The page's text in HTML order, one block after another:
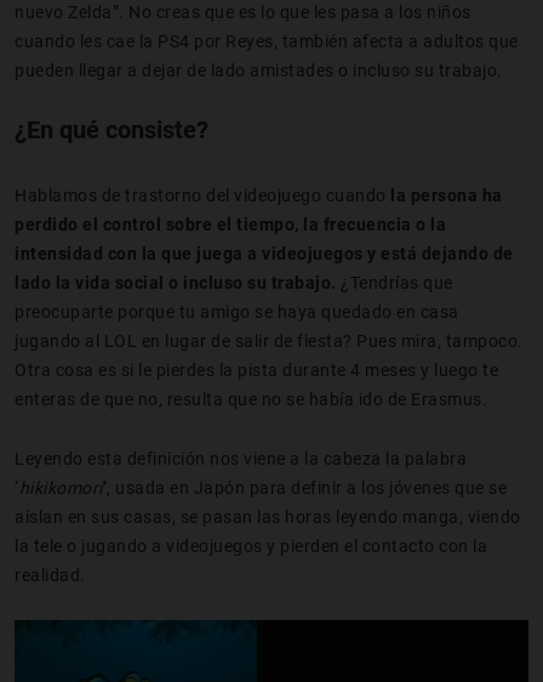
nuevo Zelda”. No creas que es lo que les pasa a los niños
cuando les cae la PS4 por Reyes, también afecta a adultos que
pueden llegar a dejar de lado amistades o incluso su trabajo.
¿En qué consiste?
Hablamos de trastorno del videojuego cuando la persona ha
perdido el control sobre el tiempo, la frecuencia o la
intensidad con la que juega a videojuegos y está dejando de
lado la vida social o incluso su trabajo. ¿Tendrías que
preocuparte porque tu amigo se haya quedado en casa
jugando al LOL en lugar de salir de fiesta? Pues mira, tampoco.
Otra cosa es si le pierdes la pista durante 4 meses y luego te
enteras de que no, resulta que no se había ido de Erasmus.
Leyendo esta definición nos viene a la cabeza la palabra
‘ hikikomori’, usada en Japón para definir a los jóvenes que se
aíslan en sus casas, se pasan las horas leyendo manga, viendo
la tele o jugando a videojuegos y pierden el contacto con la
realidad.